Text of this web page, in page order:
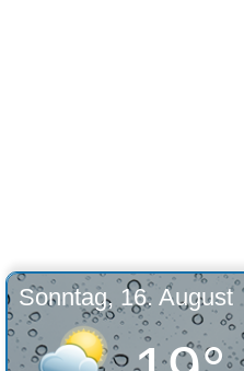
Sonntag, 16. August